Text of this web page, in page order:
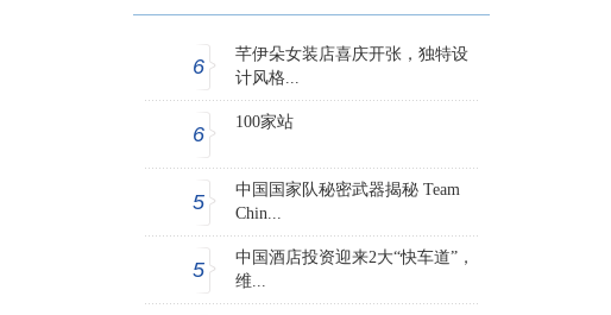
6
芊伊朵女装店喜庆开张，独特设
计风格...
6
100家站
5
中国国家队秘密武器揭秘 Team
Chin...
5
中国酒店投资迎来2大“快车道”，
维...